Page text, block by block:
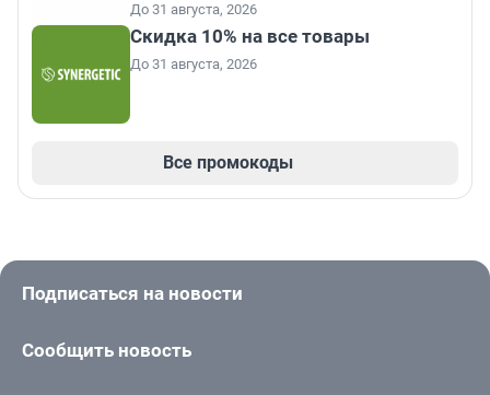
До 31 августа, 2026
Скидка 10% на все товары
До 31 августа, 2026
Все промокоды
Подписаться на новости
Сообщить новость